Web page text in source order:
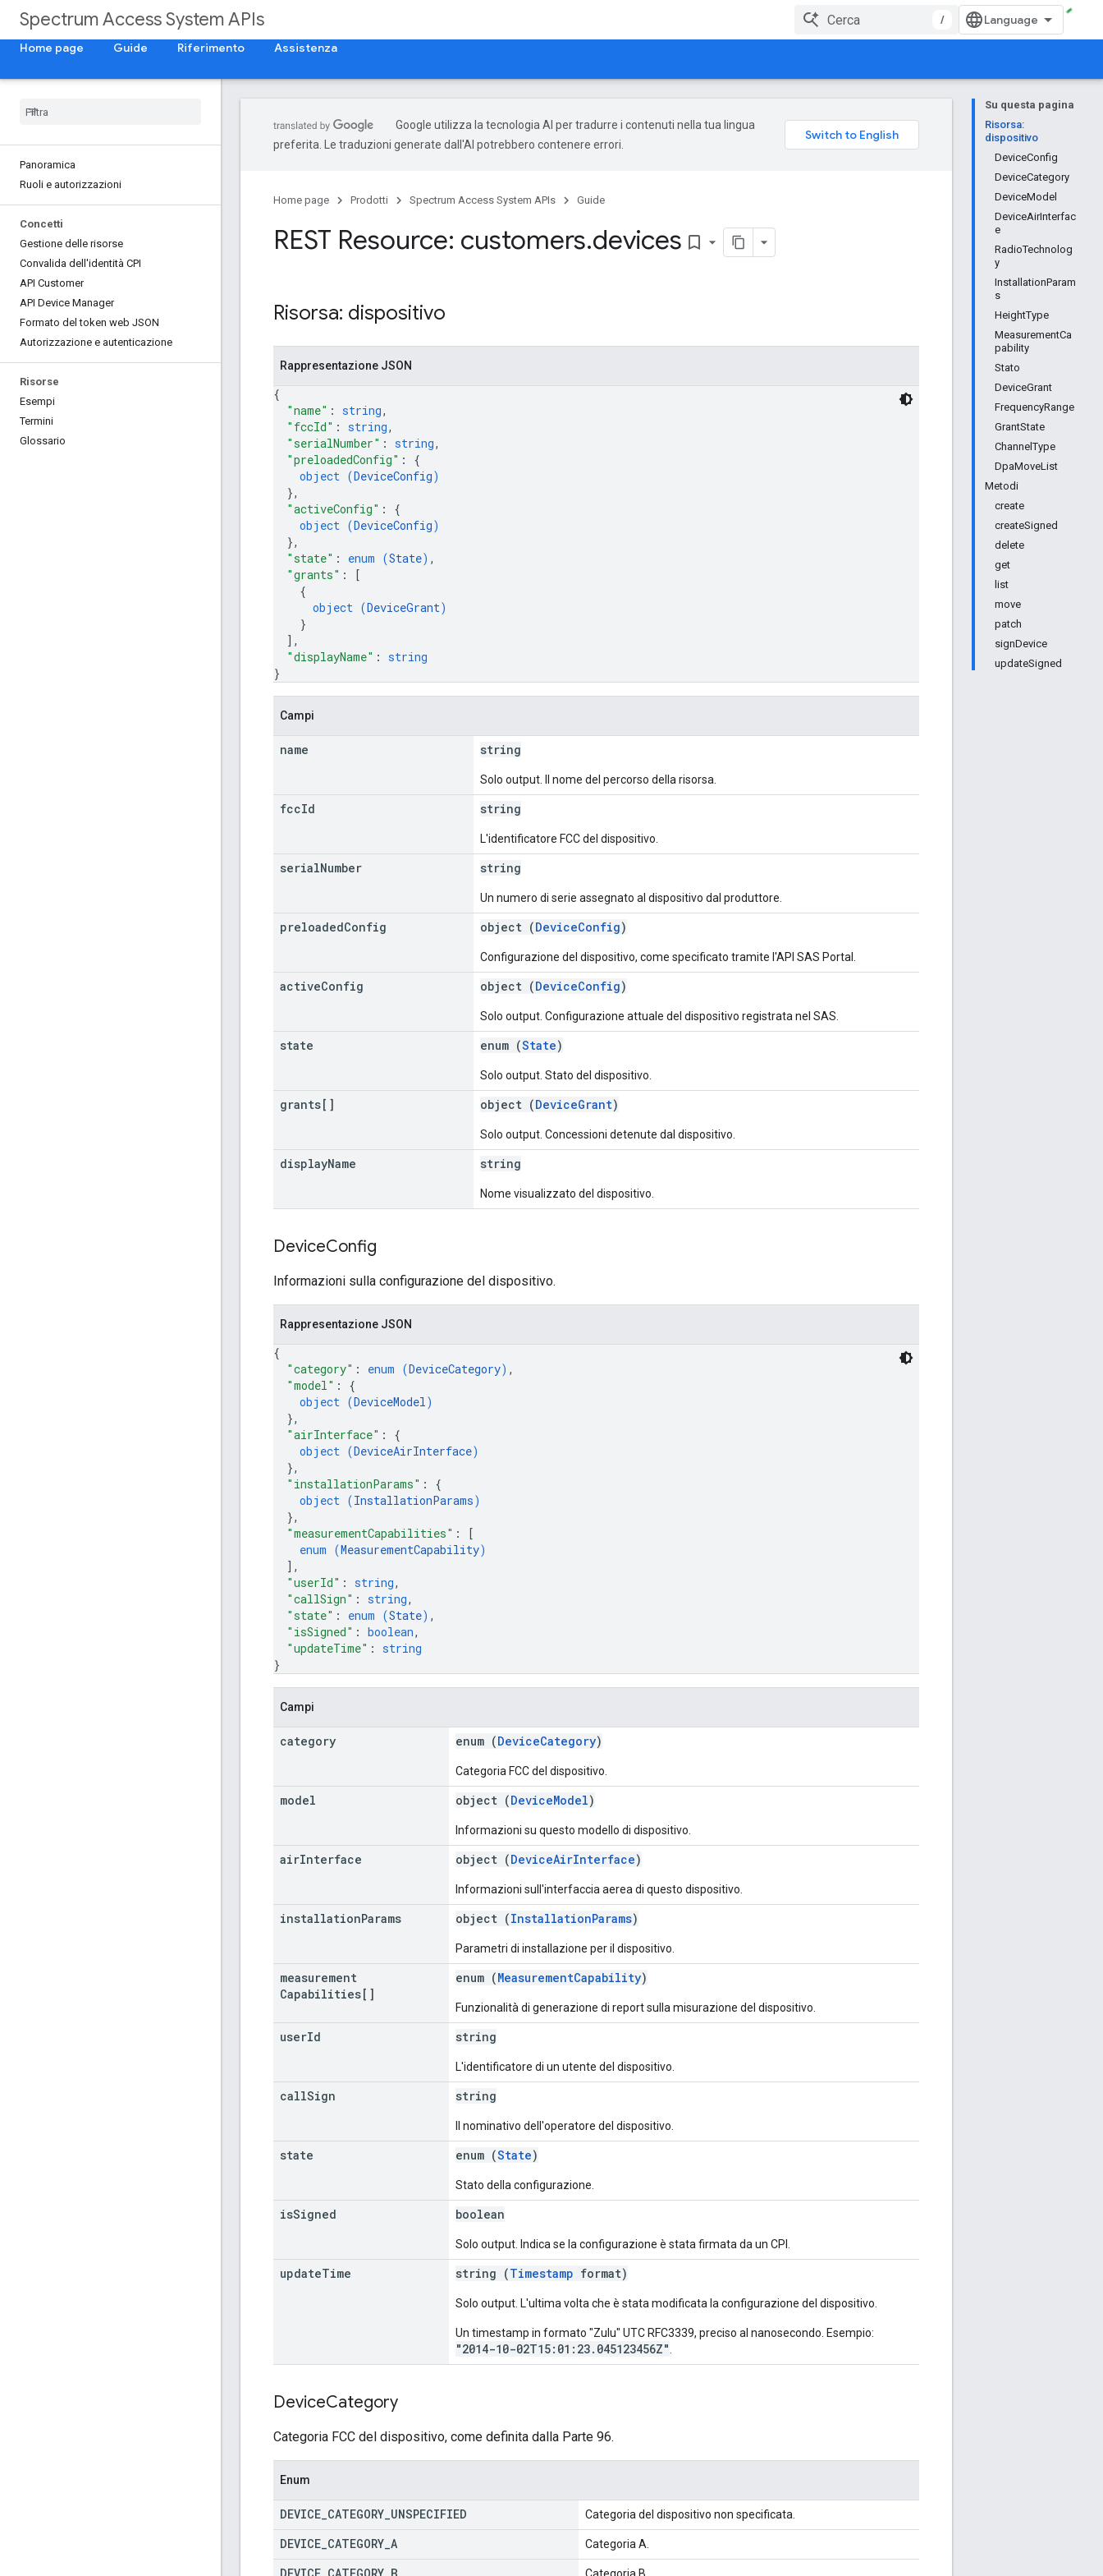
Spectrum Access System APIs
/
Home page
Guide Riferimento Assistenza
Panoramica
Ruoli e autorizzazioni
Concetti
Gestione delle risorse
Convalida dell'identità CPI
API Customer
API Device Manager
Formato del token web JSON
Autorizzazione e autenticazione
Risorse
Esempi
Termini
Glossario
Su questa pagina
Risorsa:
dispositivo
DeviceConfig
DeviceCategory
DeviceModel
DeviceAirInterfac
e
RadioTechnolog
y
InstallationParam
s
HeightType
MeasurementCa
pability
Stato
DeviceGrant
FrequencyRange
GrantState
ChannelType
DpaMoveList
Metodi
create
createSigned
delete
get
list
move
patch
signDevice
updateSigned
Google utilizza la tecnologia AI per tradurre i contenuti nella tua lingua
preferita. Le traduzioni generate dall'AI potrebbero contenere errori.
Home page Prodotti Spectrum Access System APIs Guide
REST Resource: customers.devices bookmark_border
Risorsa: dispositivo
Rappresentazione JSON
{
"name" : string,
"fccId" : string,
"serialNumber" : string,
"preloadedConfig" : {
object (DeviceConfig)
},
"activeConfig" : {
object (DeviceConfig)
},
"state" : enum (State) ,
"grants" :
[
{
object (DeviceGrant)
}
] ,
"displayName" : string
}
Campi
name string
Solo output. Il nome del percorso della risorsa.
fccId string
L'identificatore FCC del dispositivo.
serialNumber string
Un numero di serie assegnato al dispositivo dal produttore.
preloadedConfig object (DeviceConfig)
Configurazione del dispositivo, come specificato tramite l'API SAS Portal.
activeConfig object (DeviceConfig)
Solo output. Configurazione attuale del dispositivo registrata nel SAS.
state enum (State)
Solo output. Stato del dispositivo.
grants[] object (DeviceGrant)
Solo output. Concessioni detenute dal dispositivo.
displayName string
Nome visualizzato del dispositivo.
DeviceConfig
Informazioni sulla configurazione del dispositivo.
Rappresentazione JSON
{
"category" : enum (DeviceCategory) ,
"model" : {
object (DeviceModel)
},
"airInterface" : {
object (DeviceAirInterface)
},
"installationParams" : {
object (InstallationParams)
},
"measurementCapabilities" :
[
enum (MeasurementCapability)
] ,
"userId" : string,
"callSign" : string,
"state" : enum (State) ,
"isSigned" : boolean,
"updateTime" : string
}
Campi
category enum (DeviceCategory)
Categoria FCC del dispositivo.
model object (DeviceModel)
Informazioni su questo modello di dispositivo.
airInterface object (DeviceAirInterface)
Informazioni sull'interfaccia aerea di questo dispositivo.
installationParams object (InstallationParams)
Parametri di installazione per il dispositivo.
measurement
Capabilities[]
enum (MeasurementCapability)
Funzionalità di generazione di report sulla misurazione del dispositivo.
userId string
L'identificatore di un utente del dispositivo.
callSign string
Il nominativo dell'operatore del dispositivo.
state enum (State)
Stato della configurazione.
isSigned boolean
Solo output. Indica se la configurazione è stata firmata da un CPI.
updateTime string (Timestamp format)
Solo output. L'ultima volta che è stata modificata la configurazione del dispositivo.
Un timestamp in formato "Zulu" UTC RFC3339, preciso al nanosecondo. Esempio:
"2014-10-02T15:01:23.045123456Z"
DeviceCategory
Categoria FCC del dispositivo, come definita dalla Parte 96.
Enum
DEVICE CATEGORY UNSPECIFIED Categoria del dispositivo non specificata.
DEVICE CATEGORY A Categoria A.